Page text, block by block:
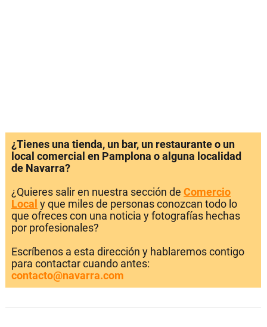
¿Tienes una tienda, un bar, un restaurante o un
local comercial en Pamplona o alguna localidad
de Navarra?
¿Quieres salir en nuestra sección de Comercio
Local y que miles de personas conozcan todo lo
que ofreces con una noticia y fotografías hechas
por profesionales?
Escríbenos a esta dirección y hablaremos contigo
para contactar cuando antes:
contacto@navarra.com